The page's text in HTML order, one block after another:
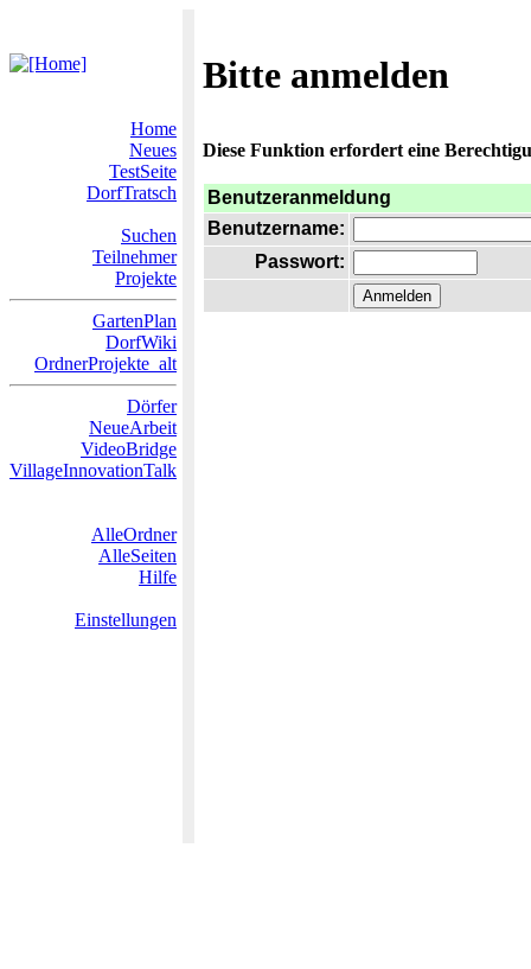
Bitte anmelden
Home
Neues
TestSeite
DorfTratsch
Suchen
Teilnehmer
Projekte
GartenPlan
DorfWiki
OrdnerProjekte_alt
Dörfer
NeueArbeit
VideoBridge
VillageInnovationTalk
AlleOrdner
AlleSeiten
Hilfe
Einstellungen
Diese Funktion erfordert eine
Benutzeranmeldung
Benutzername:
Passwort: